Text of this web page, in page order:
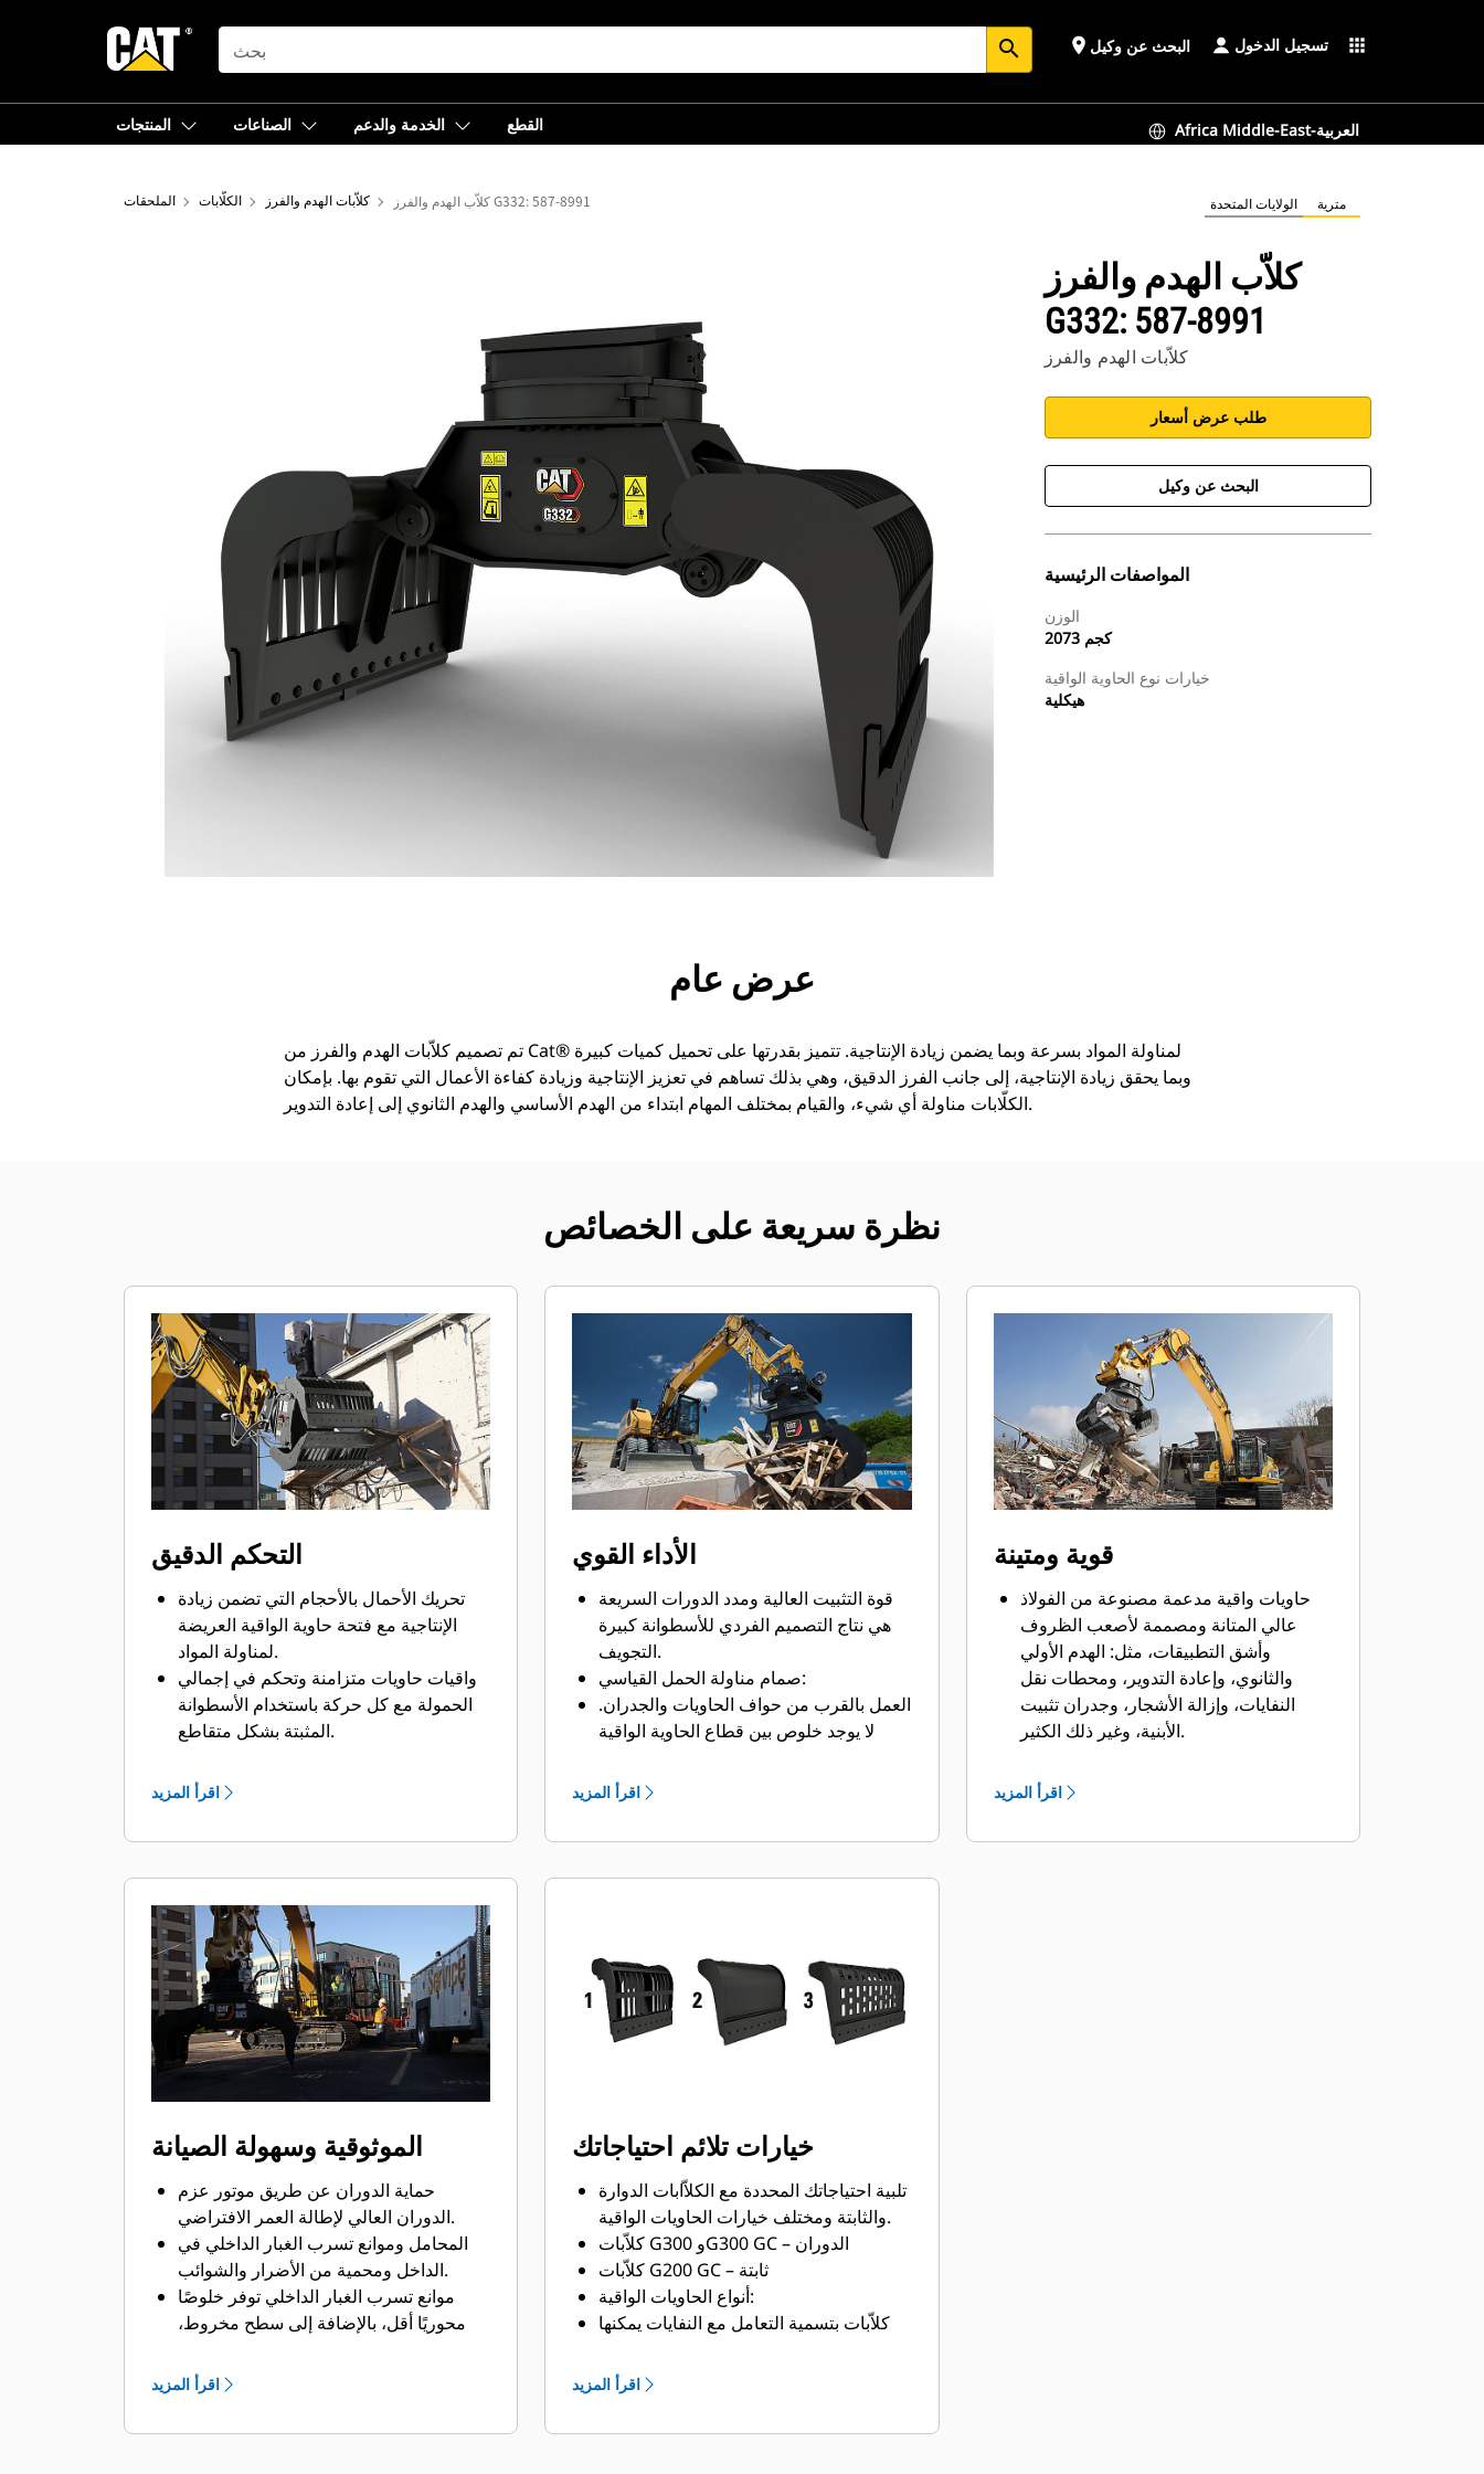
SEARCH search place البحث عن وكيل تسجيل الدخول apps
المنتجات الصناعات الخدمة والدعم القطع Africa Middle-East-العربية
الملحقات الكلّابات كلاّبات الهدم والفرز كلاّب الهدم والفرز G332: 587-8991 الولايات المتحدة مترية
كلاّب الهدم والفرز
G332: 587-8991
كلاّبات الهدم والفرز
طلب عرض أسعار
البحث عن وكيل
المواصفات الرئيسية
الوزن
2073 كجم
خيارات نوع الحاوية الواقية
هيكلية
الأدوات
عرض عام
تم تصميم كلاّبات الهدم والفرز من Cat® لمناولة المواد بسرعة وبما يضمن زيادة الإنتاجية. تتميز بقدرتها على تحميل كميات كبيرة
وبما يحقق زيادة الإنتاجية، إلى جانب الفرز الدقيق، وهي بذلك تساهم في تعزيز الإنتاجية وزيادة كفاءة الأعمال التي تقوم بها. بإمكان
الكلّابات مناولة أي شيء، والقيام بمختلف المهام ابتداء من الهدم الأساسي والهدم الثانوي إلى إعادة التدوير.
نظرة سريعة على الخصائص
التحكم الدقيق
تحريك الأحمال بالأحجام التي تضمن زيادة
الإنتاجية مع فتحة حاوية الواقية العريضة
لمناولة المواد.
واقيات حاويات متزامنة وتحكم في إجمالي
الحمولة مع كل حركة باستخدام الأسطوانة
المثبتة بشكل متقاطع.
القدرة على تصنيف المواد الصغيرة وفرزها
ووضعها باستخدام مصدات منع القبض الزائد
لتلامس الفكوك من الحافة للحافة لمنع
الهيكل وحاويات الواقية المثقوبة، وهو ما يتيح
يتم تصنيف المواد بسرعة، مما يجعل من
الأسهل تصنيفها في الموقع وتوفير رسوم
النقل.
تتم حركة الحاوية الواقية بسلاسة ويتم
التحكم فيها من خلال تخميد الأسطوانات.
مصد مدمج يثبت الدوار ويمنع الحاويات
الواقية من الانفتاح بشكل منحرف أثناء
النقل.
اقرأ المزيد
الأداء القوي
قوة التثبيت العالية ومدد الدورات السريعة
هي نتاج التصميم الفردي للأسطوانة كبيرة
التجويف.
صمام مناولة الحمل القياسي:
العمل بالقرب من حواف الحاويات والجدران.
لا يوجد خلوص بين قطاع الحاوية الواقية
والحواف، مما يتيح الوصول إلى الأركان في
الشاحنات، والمقطورات، والحاويات،
والصناديق، والزوايا 90 درجة.
الأطول.
اقرأ المزيد
قوية ومتينة
حاويات واقية مدعمة مصنوعة من الفولاذ
عالي المتانة ومصممة لأصعب الظروف
وأشق التطبيقات، مثل: الهدم الأولي
والثانوي، وإعادة التدوير، ومحطات نقل
النفايات، وإزالة الأشجار، وجدران تثبيت
الأبنية، وغير ذلك الكثير.
والكفاءة نظرًا للمسامير التخويشية
المخروطية وحد القطع والقطاع الداخلي
السلس والحاوية الواقية.
اقرأ المزيد
الموثوقية وسهولة الصيانة
حماية الدوران عن طريق موتور عزم
الدوران العالي لإطالة العمر الافتراضي.
المحامل وموانع تسرب الغبار الداخلي في
الداخل ومحمية من الأضرار والشوائب.
موانع تسرب الغبار الداخلي توفر خلوصًا
محوريًا أقل، بالإضافة إلى سطح مخروط،
الشحم.
تقليل وقت التعطل مع حد قطع سهل
الاستبدال ومقاوم للتآكل للكلاّب.
اقرأ المزيد
خيارات تلائم احتياجاتك
تلبية احتياجاتك المحددة مع الكلاّابات الدوارة
والثابتة ومختلف خيارات الحاويات الواقية.
كلاّبات G300 وG300 GC – الدوران
كلاّبات G200 GC – ثابتة
أنواع الحاويات الواقية:
كلاّبات بتسمية التعامل مع النفايات يمكنها
و150% من الموديلات القياسية من نفس
موديلات برأس علوية ثابتة: بعض الموديلات
اقرأ المزيد